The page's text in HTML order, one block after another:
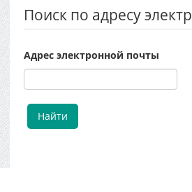
Поиск по адресу
Адрес электронной почты